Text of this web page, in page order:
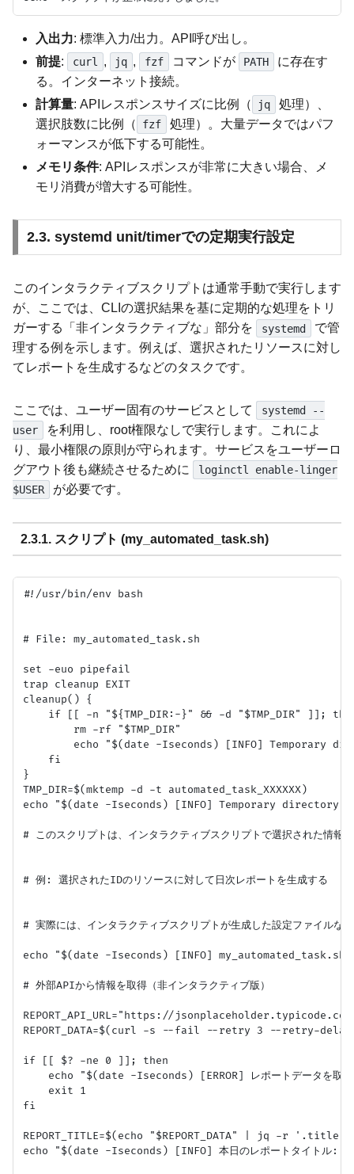
入出力: 標準入力/出力。API呼び出し。
前提: curl , jq , fzf コマンドが PATH
に存在す
る。インターネット接続。
計算量: APIレスポンスサイズに比例（ jq
処理）、
選択肢数に比例（
fzf
処理）。大量データではパフ
ォーマンスが低下する可能性。
メモリ条件: APIレスポンスが非常に大きい場合、メ
モリ消費が増大する可能性。
2.3. systemd unit/timerでの定期実行設定
このインタラクティブスクリプトは通常手動で実行します
が、ここでは、CLIの選択結果を基に定期的な処理をトリ
ガーする「非インタラクティブな」部分を
systemd
で管
理する例を示します。例えば、選択されたリソースに対し
てレポートを生成するなどのタスクです。
ここでは、ユーザー固有のサービスとして
systemd --
user
を利用し、root権限なしで実行します。これによ
り、最小権限の原則が守られます。サービスをユーザーロ
グアウト後も継続させるために
loginctl enable-linger
$USER
が必要です。
2.3.1. スクリプト (my_automated_task.sh)
#!/usr/bin/env bash
# File: my_automated_task.sh
set -euo pipefail
trap cleanup EXIT
cleanup() {
if [[ -n "${TMP_DIR:-}" && -d "$TMP_DIR" ]];
        rm -rf "$TMP_DIR"
echo "$(date -Iseconds) [INFO] Temporary
    fi
}
TMP_DIR=$(mktemp -d -t automated_task_XXXXXX)
echo "$(date -Iseconds) [INFO] Temporary directory
# このスクリプトは、インタラクティブスクリプトで選択された情報
# 例: 選択されたIDのリソースに対して日次レポートを生成する
# 実際には、インタラクティブスクリプトが生成した設定ファイルな
echo "$(date -Iseconds) [INFO] my_automated_task.sh が
# 外部APIから情報を取得（非インタラクティブ版）
REPORT_API_URL="https://
REPORT_DATA=$(curl -s --fail --retry 3 --retry-delay
if [[ $? -ne 0 ]]; then
echo "$(date -Iseconds) [ERROR] レポートデータを取得
    exit 1
fi
REPORT_TITLE=$(echo "$REPORT_DATA" | jq -r '.title')
echo "$(date -Iseconds) [INFO] 本日のレポートタイトル: